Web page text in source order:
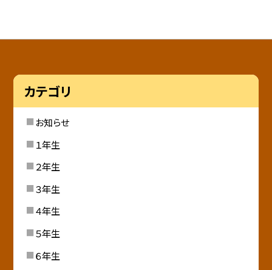
カテゴリ
お知らせ
１年生
２年生
３年生
４年生
５年生
６年生